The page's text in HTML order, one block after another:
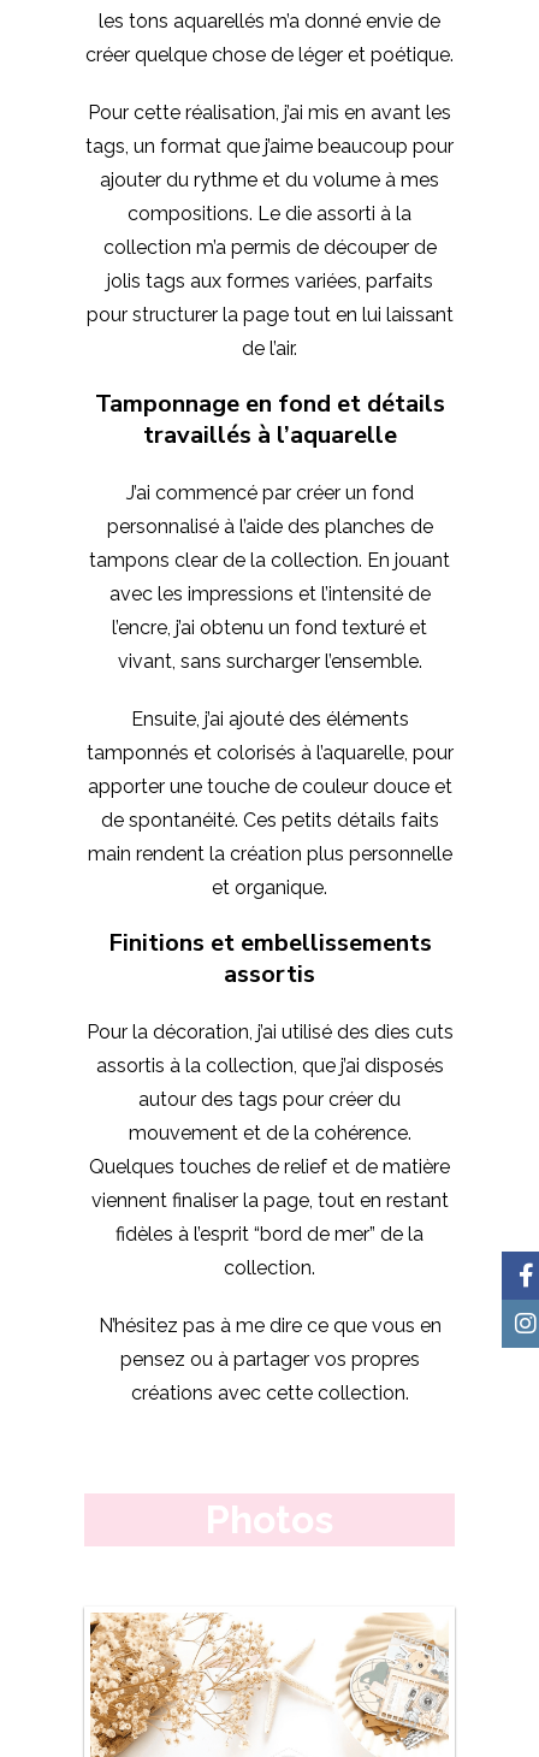
les tons aquarellés m’a donné envie de
créer quelque chose de léger et poétique.
Pour cette réalisation, j’ai mis en avant les
tags, un format que j’aime beaucoup pour
ajouter du rythme et du volume à mes
compositions. Le die assorti à la
collection m’a permis de découper de
jolis tags aux formes variées, parfaits
pour structurer la page tout en lui laissant
de l’air.
Tamponnage en fond et détails
travaillés à l’aquarelle
J’ai commencé par créer un fond
personnalisé à l’aide des planches de
tampons clear de la collection. En jouant
avec les impressions et l’intensité de
l’encre, j’ai obtenu un fond texturé et
vivant, sans surcharger l’ensemble.
Ensuite, j’ai ajouté des éléments
tamponnés et colorisés à l’aquarelle, pour
apporter une touche de couleur douce et
de spontanéité. Ces petits détails faits
main rendent la création plus personnelle
et organique.
Finitions et embellissements
assortis
Pour la décoration, j’ai utilisé des dies cuts
assortis à la collection, que j’ai disposés
autour des tags pour créer du
mouvement et de la cohérence.
Quelques touches de relief et de matière
viennent finaliser la page, tout en restant
fidèles à l’esprit “bord de mer” de la
collection.
N’hésitez pas à me dire ce que vous en
pensez ou à partager vos propres
créations avec cette collection.
Photos